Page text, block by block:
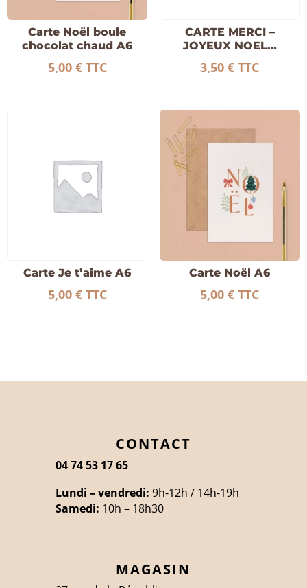
Carte Noël boule
chocolat chaud A6
5,00 € TTC
CARTE MERCI –
JOYEUX NOEL…
3,50€ TTC
Carte Je t’aime A6
5,00 € TTC
Carte Noël A6
5,00€ TTC
CONTACT
04 74 53 17 65
Lundi – vendredi: 9h-12h / 14h-19h
Samedi: 10h – 18h30
MAGASIN